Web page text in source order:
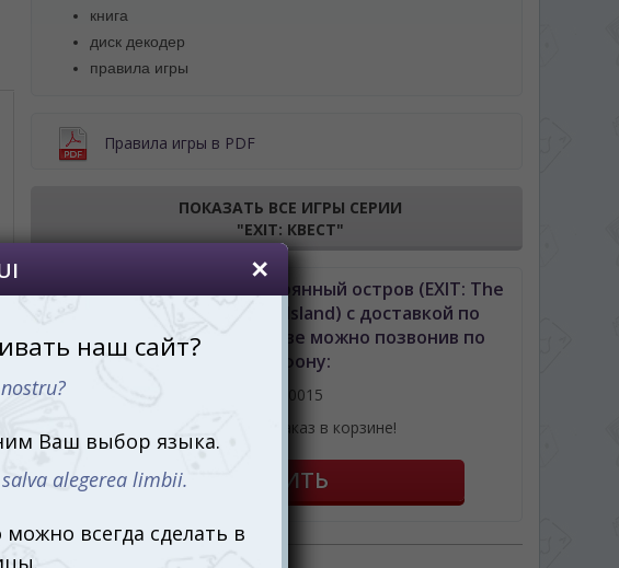
книга
диск декодер
правила игры​
Правила игры в PDF
ПОКАЗАТЬ ВСЕ ИГРЫ СЕРИИ
"EXIT: КВЕСТ"
Купить EXIT: Квест. Затерянный остров (EXIT: The
Game – The Forgotten Island) с доставкой по
Кишиневу либо Молдове можно позвонив по
телефону:
061110015
или оформив заказ в корзине!